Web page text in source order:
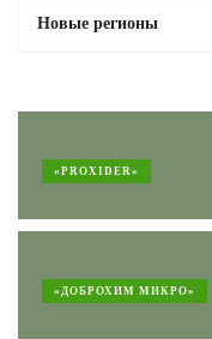
Новые регионы
«PROXIDER»
«ДОБРОХИМ МИКРО»